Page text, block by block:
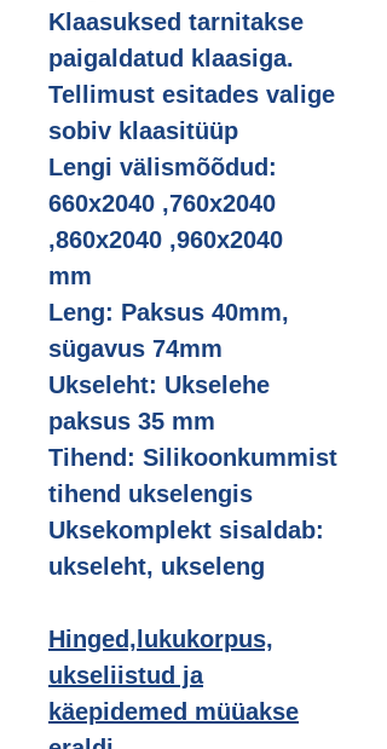
Klaasuksed tarnitakse
paigaldatud klaasiga.
Tellimust esitades valige
sobiv klaasitüüp
Lengi välismõõdud:
660x2040 ,760x2040
,860x2040 ,960x2040
mm
Leng: Paksus 40mm,
sügavus 74mm
Ukseleht: Ukselehe
paksus 35 mm
Tihend: Silikoonkummist
tihend ukselengis
Uksekomplekt sisaldab:
ukseleht, ukseleng
Hinged,lukukorpus,
ukseliistud ja
käepidemed müüakse